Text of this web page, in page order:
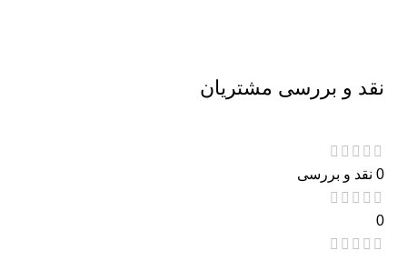
نقد و بررسی مشتریان
0 نقد و بررسی
0